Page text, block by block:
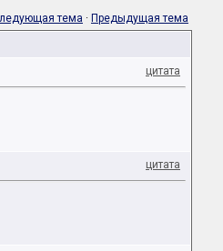
тема · Предыдущая тема
цитата
цитата